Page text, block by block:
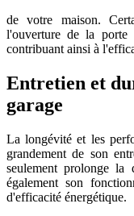
de votre maison.
l'ouverture de la porte
contribuant ainsi à
Entretien et
garage
La longévité et les
grandement de son
seulement prolonge la
également son
d'efficacité énergétique.